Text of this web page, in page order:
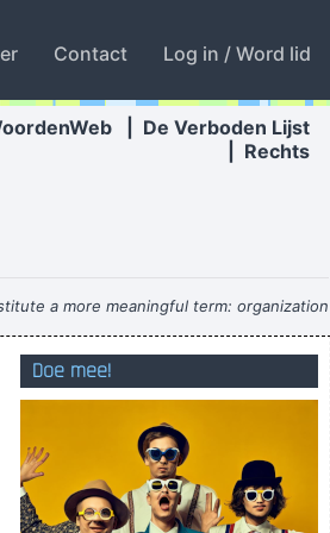
Contact Log in / Word lid
De Verboden Lijst
Rechts
a more meaningful term: organization
of sound.~ John Cage
met een schone luier beginnen
dat wensen, strontzat kan gaan zwelgen
Rantsoen of proviand?
mimount moumouni montini
heb je da gedaan” Ja da weet ik ok nie
Doe mee!